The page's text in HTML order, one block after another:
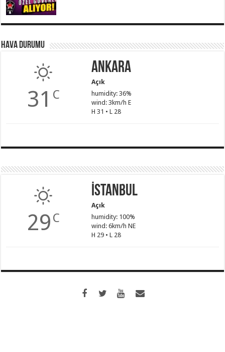
Hava Durumu
31 C
Ankara
Açık
humidity: 36%
wind: 3km/h E
H 31 • L 28
29 C
İstanbul
Açık
humidity: 100%
wind: 6km/h NE
H 29 • L 28